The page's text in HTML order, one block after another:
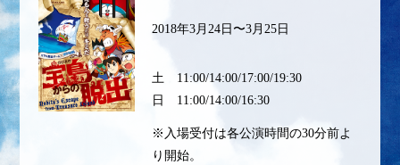
2018年3月24日〜3月25日
土 11:00/14:00/17:00/19:30
日 11:00/14:00/16:30
※入場受付は各公演時間の30分前よ
り開始。